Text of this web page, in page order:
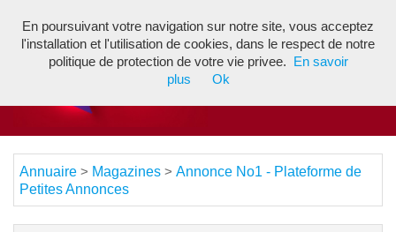
Annuaire > Magazines > Annonce No1 - Plateforme de
Petites Annonces
En poursuivant votre navigation sur notre site, vous acceptez
l'installation et l'utilisation de cookies, dans le respect de notre
politique de protection de votre vie privee.
En savoir
plus
Ok